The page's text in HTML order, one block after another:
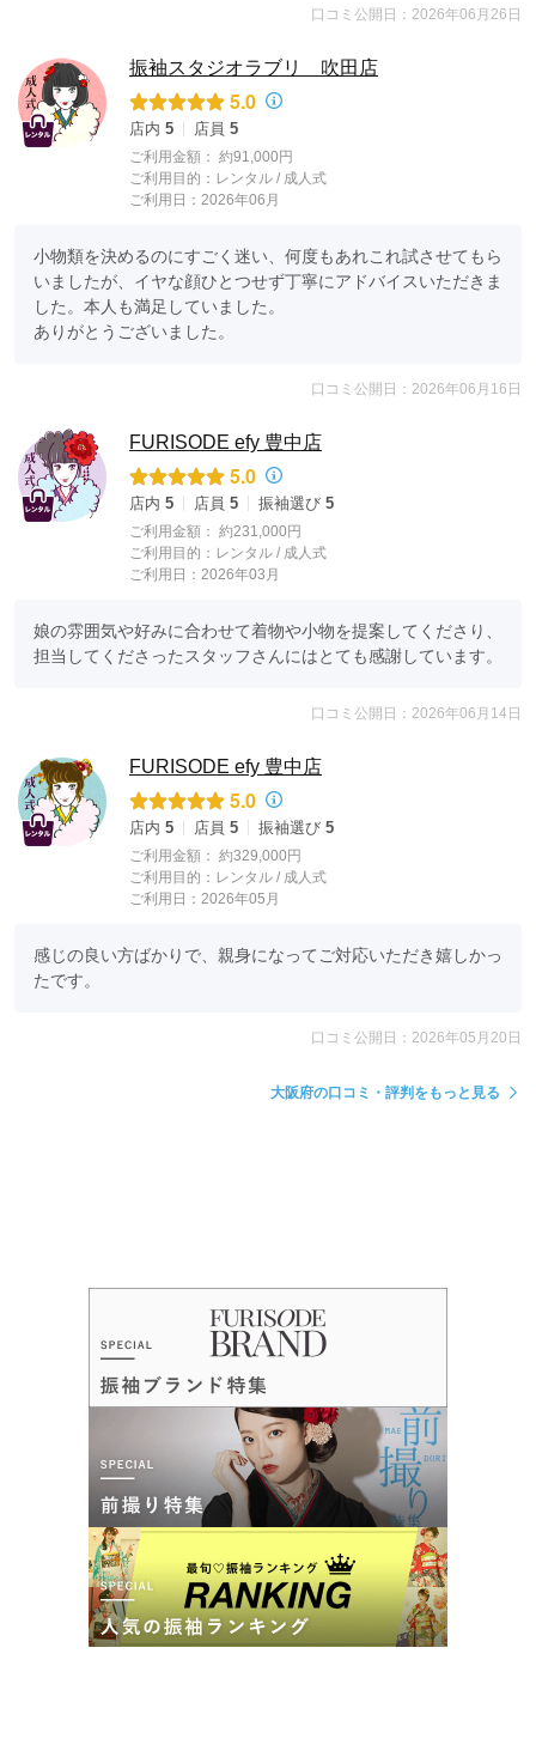
口コミ公開日：2026年06月26日
振袖スタジオラブリ 吹田店
5.0
店内 5 店員 5
ご利用金額： 約91,000円
ご利用目的： レンタル / 成人式
ご利用日：2026年06月
小物類を決めるのにすごく迷い、何度もあれこれ試させてもら
いましたが、イヤな顔ひとつせず丁寧にアドバイスいただきま
した。本人も満足していました。
ありがとうございました。
口コミ公開日：2026年06月16日
FURISODE efy 豊中店
5.0
店内 5 店員 5 振袖選び 5
ご利用金額： 約231,000円
ご利用目的： レンタル / 成人式
ご利用日：2026年03月
娘の雰囲気や好みに合わせて着物や小物を提案してくださり、
担当してくださったスタッフさんにはとても感謝しています。
口コミ公開日：2026年06月14日
FURISODE efy 豊中店
5.0
店内 5 店員 5 振袖選び 5
ご利用金額： 約329,000円
ご利用目的： レンタル / 成人式
ご利用日：2026年05月
感じの良い方ばかりで、親身になってご対応いただき嬉しかっ
たです。
口コミ公開日：2026年05月20日
大阪府の口コミ・評判をもっと見る